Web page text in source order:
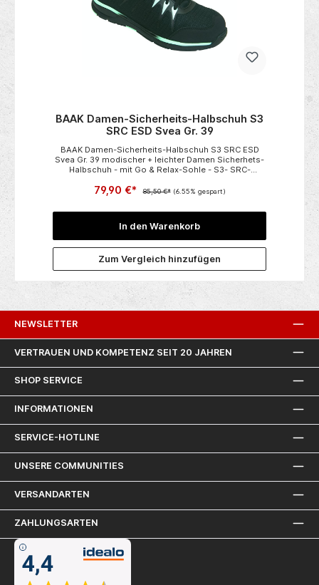
BAAK Damen-Sicherheits-Halbschuh S3
SRC ESD Svea Gr. 39
BAAK Damen-Sicherheits-Halbschuh S3 SRC ESD
Svea Gr. 39 modischer + leichter Damen Sicherhets-
Halbschuh - mit Go & Relax-Sohle - S3- SRC-
Zertifiziert!
79,90 €* 85,50 €* (6.55% gespart)
In den Warenkorb
Zum Vergleich hinzufügen
NEWSLETTER
VERTRAUEN UND KOMPETENZ SEIT 20 JAHREN
SHOP SERVICE
INFORMATIONEN
SERVICE-HOTLINE
UNSERE COMMUNITIES
VERSANDARTEN
ZAHLUNGSARTEN